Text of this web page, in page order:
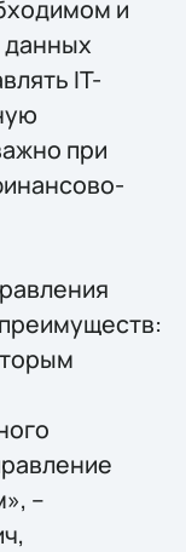
и
данных
IT-
при
–